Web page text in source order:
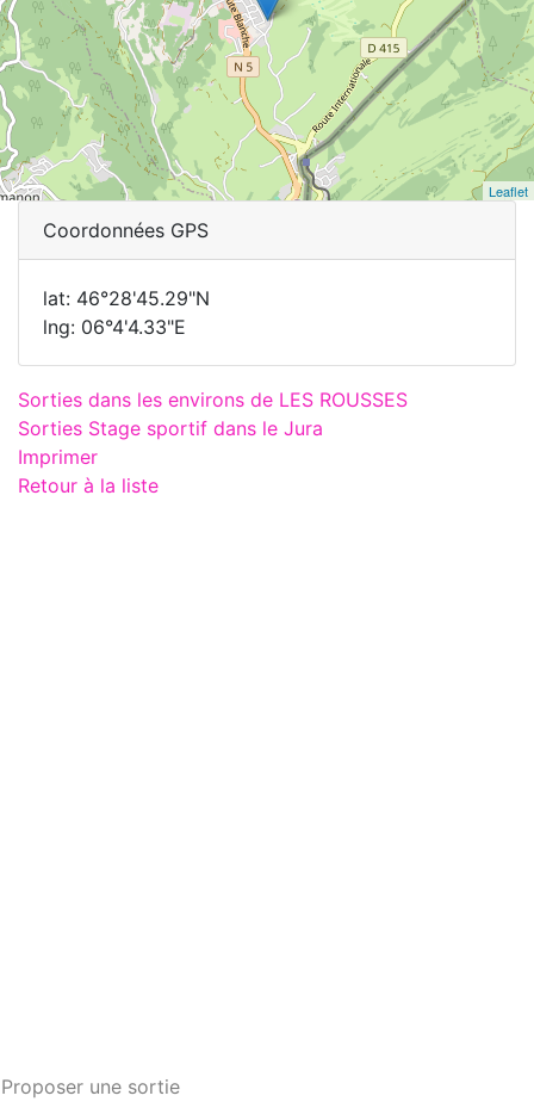
Leaflet
Coordonnées GPS
lat: 46°28'45.29"N
lng: 06°4'4.33"E
Sorties dans les environs de LES ROUSSES
Sorties Stage sportif dans le Jura
Imprimer
Retour à la liste
Proposer une sortie